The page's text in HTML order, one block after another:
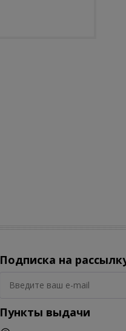
Подписка на
Пункты выдачи